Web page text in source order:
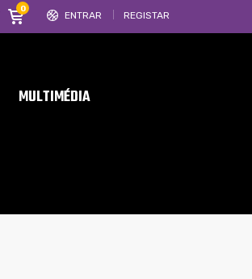
ENTRAR REGISTAR
0
MULTIMÉDIA